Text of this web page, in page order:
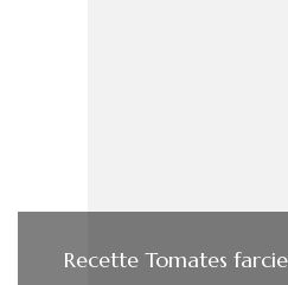
Recette Tomates